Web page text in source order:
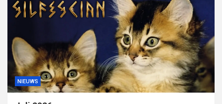
NIEUWS